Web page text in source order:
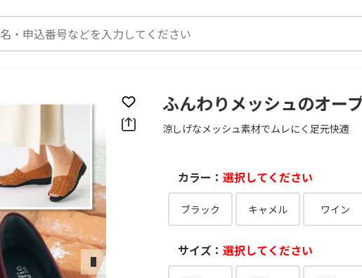
次のスライド
お気に入りに登録
ふんわりメッシュのオー
涼しげなメッシュ素材でムレにく足元快適
カラー： 選択してください
ブラック キャメル ワイン
サイズ： 選択してください